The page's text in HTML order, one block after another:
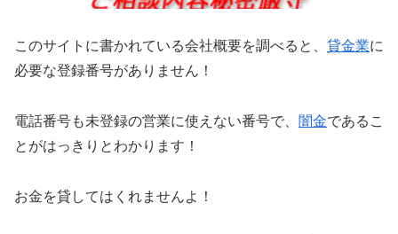
このサイトに書かれている会社概要を調べると、 貸金業に
必要な登録番号がありません！
電話番号も未登録の営業に使えない番号で、 闇金であるこ
とがはっきりとわかります！
お金を貸してはくれませんよ！